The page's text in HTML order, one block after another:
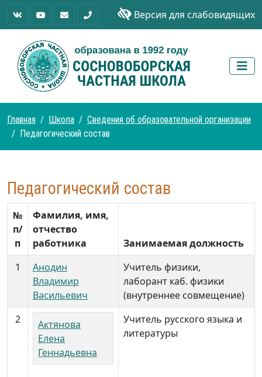
Версия для слабовидящих
Главная Школа
Сведения об образовательной организации
Педагогический состав
Педагогический состав
№
п/
п
Фамилия, имя,
отчество
работника
Занимаемая должность
1
Анодин
Владимир
Васильевич
Учитель физики,
лаборант каб. физики
(внутреннее совмещение)
2
Актянова
Елена
Геннадьевна
Учитель русского языка и
литературы